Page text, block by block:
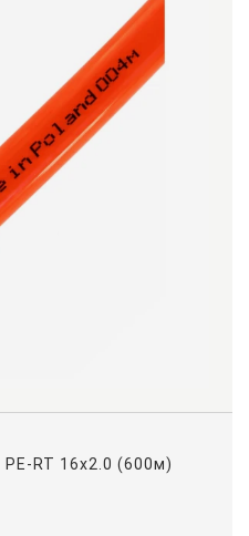
PE-RT 16х2.0 (600м)